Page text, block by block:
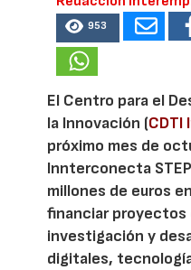
953
El Centro para el
la Innovación (CDTI
próximo mes de
Innterconecta
millones de euros
financiar proyectos
investigación y
digitales,